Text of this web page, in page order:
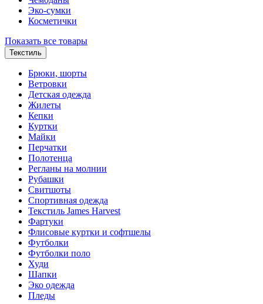
Эко-сумки
Косметички
Показать все товары
Текстиль
Брюки, шорты
Ветровки
Детская одежда
Жилеты
Кепки
Куртки
Майки
Перчатки
Полотенца
Регланы на молнии
Рубашки
Свитшоты
Спортивная одежда
Текстиль James Harvest
Фартуки
Флисовые куртки и софтшелы
Футболки
Футболки поло
Худи
Шапки
Эко одежда
Пледы